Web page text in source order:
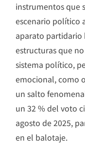
instrumentos que
escenario político
aparato partidario
estructuras que
sistema político,
emocional, como
un salto
un 32 % del voto
agosto de 2025,
en el balotaje.